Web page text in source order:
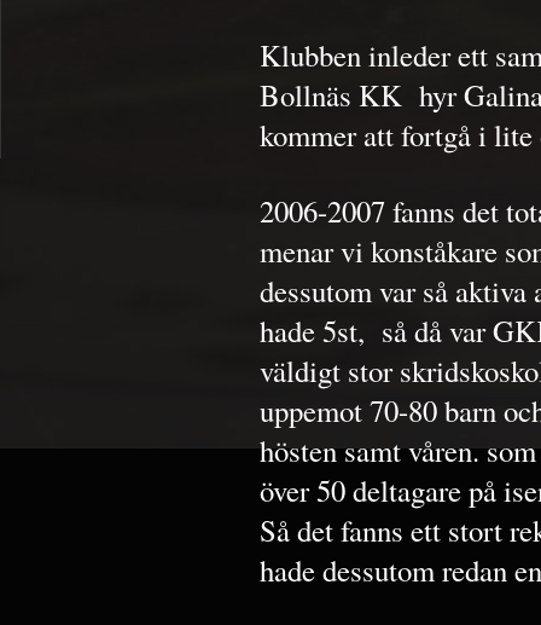
Klubben inleder ett
Bollnäs KK hyr
kommer att fortgå i lite
2006-2007 fanns det
menar vi konståkare
dessutom var så aktiva
hade 5st, så då var
väldigt stor
uppemot 70-80 barn
hösten samt våren.
över 50 deltagare på
Så det fanns ett stort
hade dessutom redan